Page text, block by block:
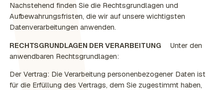
Nachstehend finden Sie die Rechtsgrundlagen und
Aufbewahrungsfristen, die wir auf unsere wichtigsten
Datenverarbeitungen anwenden.
RECHTSGRUNDLAGEN DER VERARBEITUNG Unter den
anwendbaren Rechtsgrundlagen:
Der Vertrag: Die Verarbeitung personenbezogener Daten ist
für die Erfüllung des Vertrags, dem Sie zugestimmt haben,